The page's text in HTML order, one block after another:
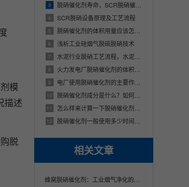
3 脱硝催化剂寿命，SCR脱硝催化剂使用寿命多少年
4 SCR脱硝设备原理及工艺流程
5 脱硝催化剂的体积用量应该怎么样来计算呢？
6 浅析工业硅烟气脱硫脱硝技术
7 水泥行业脱硝工艺流程，水泥厂的烟气是怎样脱硝的
8 火力发电厂脱硝催化剂的体积该应该怎么样来进行确定
9 电厂使用脱硝催化剂的主要作用是什么
10 脱硝催化剂成分是什么？如何进行选型？
11 怎么样来计算一下脱硝催化剂的体积用量？
12 脱硝催化剂一般使用多少时间，脱硝催化剂能够使用多久？
相关文章
模
描述
脱